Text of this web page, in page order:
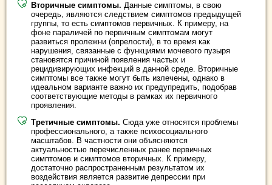
Вторичные симптомы. Данные симптомы, в свою
очередь, являются следствием симптомов предыдущей
группы, то есть симптомов первичных. К примеру, на
фоне параличей по первичным симптомам могут
развиться пролежни (опрелости), в то время как
нарушения, связанные с функциями мочевого пузыря
становятся причиной появления частых и
рецидивирующих инфекций в данной среде. Вторичные
симптомы все также могут быть излечены, однако в
идеальном варианте важно их предупредить, подобрав
соответствующие методы в рамках их первичного
проявления.
Третичные симптомы. Сюда уже относятся проблемы
профессионального, а также психосоциального
масштабов. В частности они объясняются
актуальностью перечисленных ранее первичных
симптомов и симптомов вторичных. К примеру,
достаточно распространенным результатом их
воздействия является развитие депрессии при